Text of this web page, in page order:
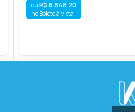
R$ 6.848,20
no Boleto à Vista